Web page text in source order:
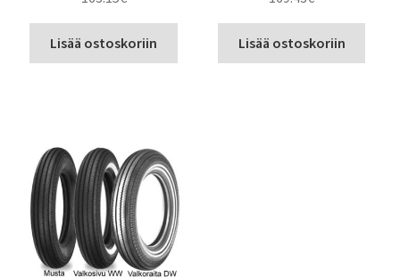
Lisää ostoskoriin Lisää ostoskoriin